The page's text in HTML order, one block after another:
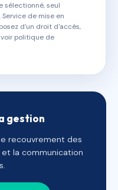
sélectionné, seul
de mise en
d'un droit d'accès,
politique de
gestion
recouvrement des
et la communication